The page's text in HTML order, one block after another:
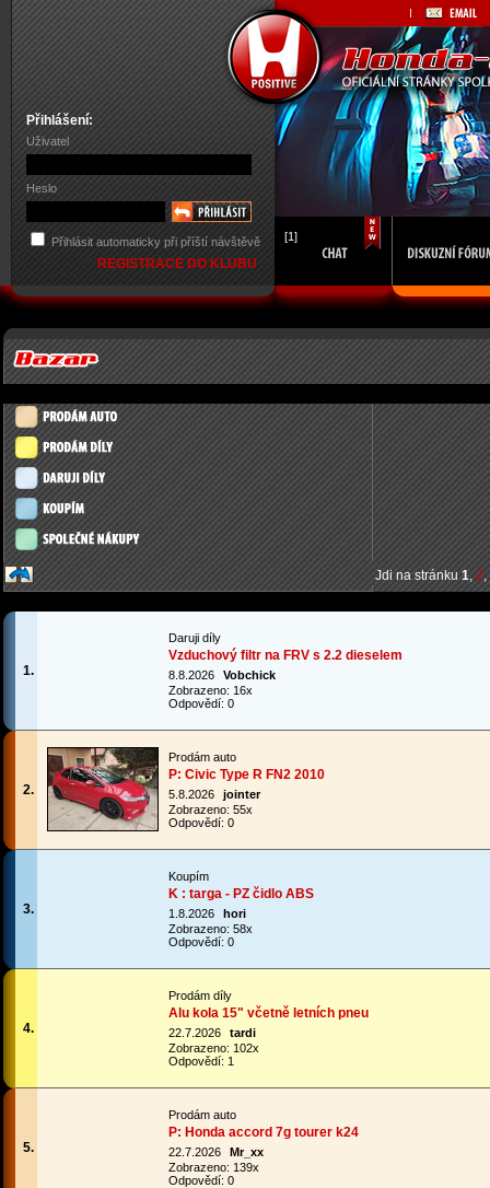
Přihlášení:
Uživatel
Heslo
Přihlásit automaticky při příští návštěvě
REGISTRACE DO KLUBU
[1]
Jdi na stránku 1, 2,
1.
Daruji díly
Vzduchový filtr na FRV s 2.2 dieselem
8.8.2026
Vobchick
Zobrazeno: 16x
Odpovědí: 0
2.
Prodám auto
P: Civic Type R FN2 2010
5.8.2026
jointer
Zobrazeno: 55x
Odpovědí: 0
3.
Koupím
K : targa - PZ čidlo ABS
1.8.2026
hori
Zobrazeno: 58x
Odpovědí: 0
4.
Prodám díly
Alu kola 15" včetně letních pneu
22.7.2026
tardi
Zobrazeno: 102x
Odpovědí: 1
5.
Prodám auto
P: Honda accord 7g tourer k24
22.7.2026
Mr_xx
Zobrazeno: 139x
Odpovědí: 0